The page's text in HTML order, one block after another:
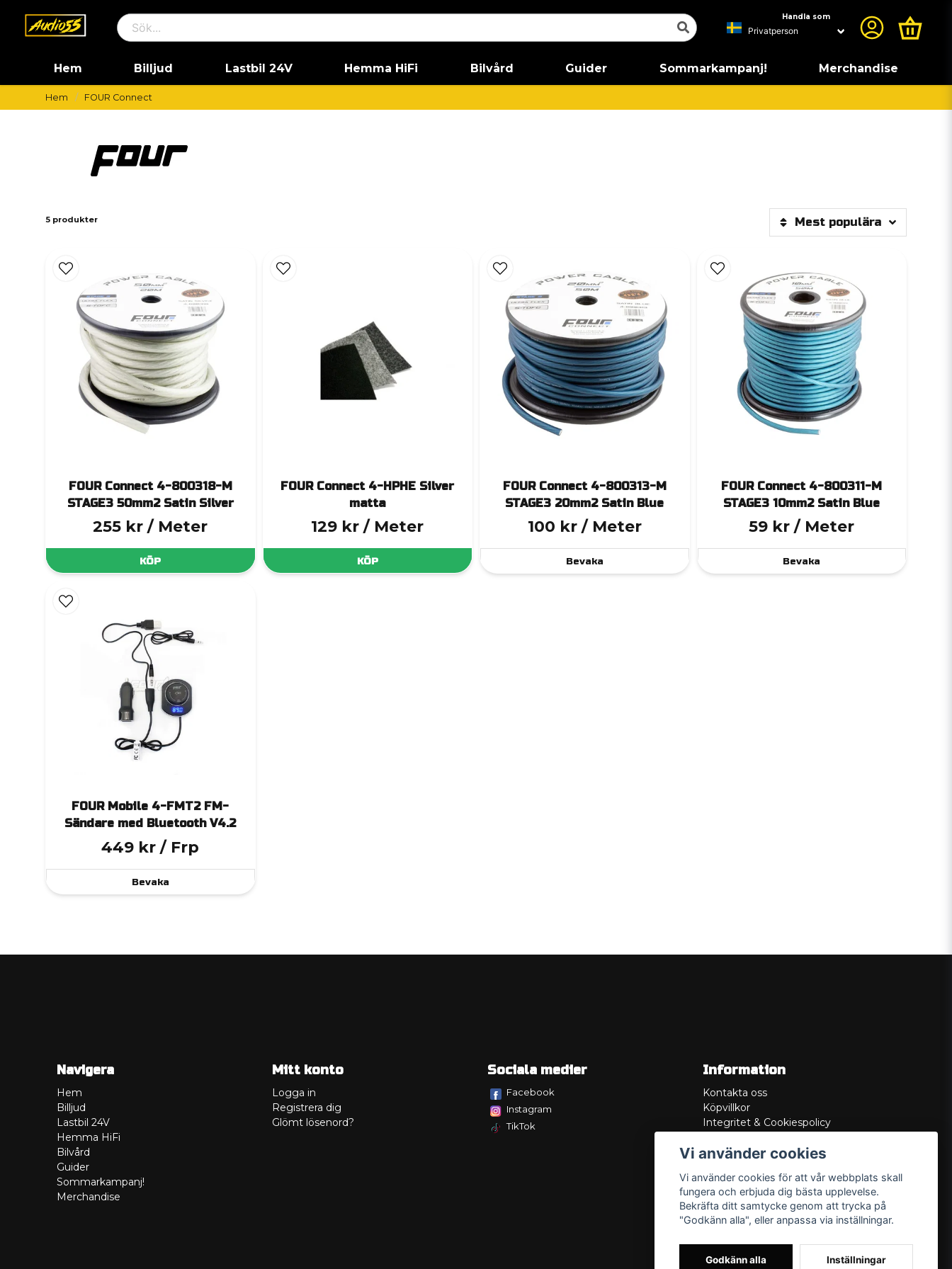
Handla som
Hem Billjud Lastbil 24V Hemma HiFi Bilvård Guider Sommarkampanj! Merchandise
Hem FOUR Connect
5 produkter Mest populära
FOUR Connect 4-800318-M
STAGE3 50mm2 Satin Silver
255 kr / Meter
KÖP
FOUR Connect 4-HPHE Silver
matta
129 kr / Meter
KÖP
FOUR Connect 4-800313-M
STAGE3 20mm2 Satin Blue
100 kr / Meter
Bevaka
FOUR Connect 4-800311-M
STAGE3 10mm2 Satin Blue
59 kr / Meter
Bevaka
FOUR Mobile 4-FMT2 FM-
Sändare med Bluetooth V4.2
449 kr / Frp
Bevaka
Navigera
Hem
Billjud
Lastbil 24V
Hemma HiFi
Bilvård
Guider
Sommarkampanj!
Merchandise
Mitt konto
Logga in
Registrera dig
Glömt lösenord?
Sociala medier
Facebook
Instagram
TikTok
Information
Kontakta oss
Köpvillkor
Integritet & Cookiespolicy
Service/Garanti
Lådritning
Om oss
Vi använder cookies
Vi använder cookies för att vår webbplats skall
fungera och erbjuda dig bästa upplevelse.
Bekräfta ditt samtycke genom att trycka på
"Godkänn alla", eller anpassa via inställningar.
Godkänn alla Inställningar